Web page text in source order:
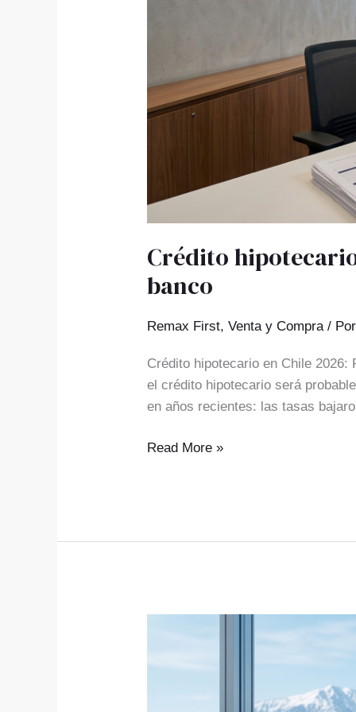
Crédito
banco
Remax First,Venta y Compra/ Por
Crédito hipotecario en Chile
el crédito hipotecario será
en años recientes: las tasas
Read More »
comprar